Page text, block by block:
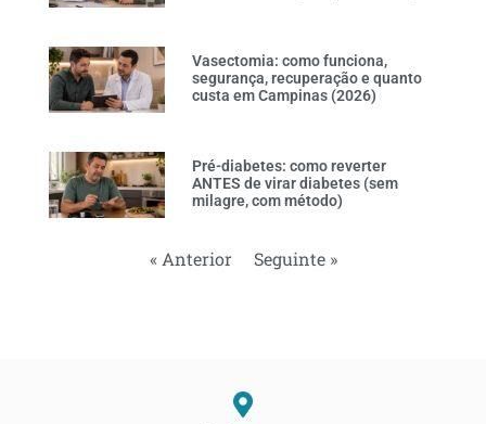
Vasectomia: como funciona,
segurança, recuperação e quanto
custa em Campinas (2026)
Pré-diabetes: como reverter
ANTES de virar diabetes (sem
milagre, com método)
« Anterior Seguinte »